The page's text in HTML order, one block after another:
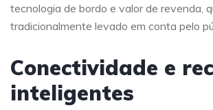
tecnologia de bordo e valor de revenda,
tradicionalmente levado em conta pelo
Conectividade e
inteligentes